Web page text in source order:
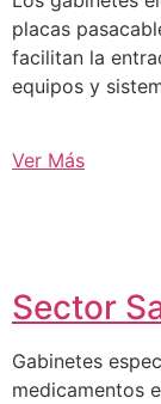
placas
facilitan la
equipos y
Ver Más
Sector
Gabinetes
medicamentos